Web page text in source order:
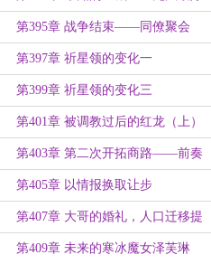
的光柱
第395章 战争结束——同僚聚会
第397章 祈星领的变化一
第399章 祈星领的变化三
第401章 被调教过后的红龙（上）
第403章 第二次开拓商路——前奏
第405章 以情报换取让步
第407章 大哥的婚礼，人口迁移提
案
第409章 未来的寒冰魔女泽芙琳